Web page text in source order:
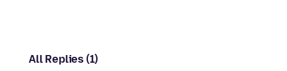
All Replies (1)